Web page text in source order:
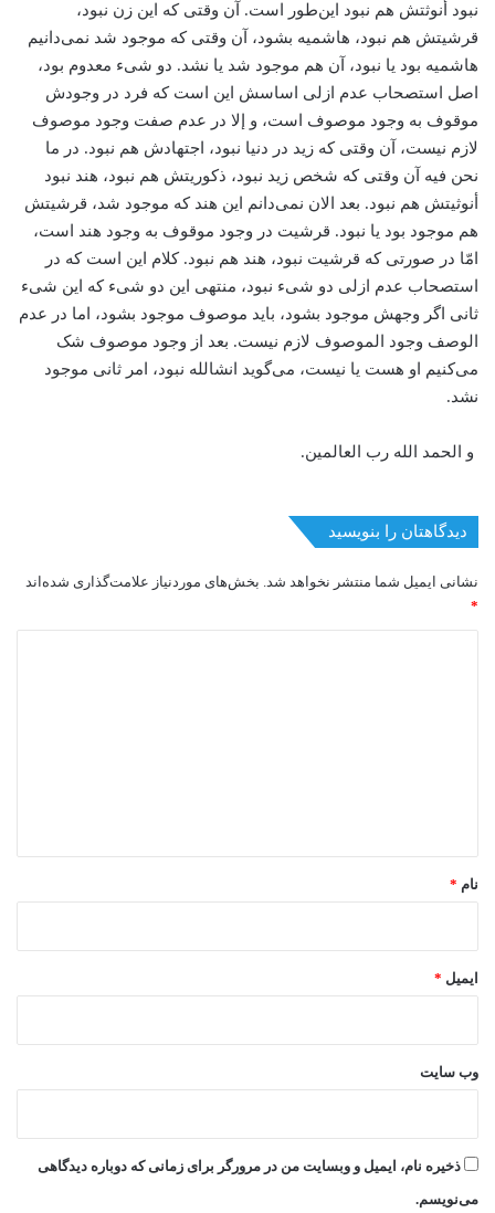
نبود أنوثتش هم نبود این‌طور است. آن وقتی که این زن نبود،
قرشیتش هم نبود، هاشمیه بشود، آن وقتی که موجود شد نمی‌دانیم
هاشمیه بود یا نبود، آن هم موجود شد یا نشد. دو شیء معدوم بود،
اصل استصحاب عدم ازلی اساسش این است که فرد در وجودش
موقوف به وجود موصوف است، و إلا در عدم صفت وجود موصوف
لازم نیست، آن وقتی که زید در دنیا نبود، اجتهادش هم نبود. در ما
نحن فیه آن وقتی که شخص زید نبود، ذکوریتش هم نبود، هند نبود
أنوثیتش هم نبود. بعد الان نمی‌دانم این هند که موجود شد، قرشیتش
هم موجود بود یا نبود. قرشیت در وجود موقوف به وجود هند است،
امّا در صورتی که قرشیت نبود، هند هم نبود. کلام این است که در
استصحاب عدم ازلی دو شیء نبود، منتهی این دو شیء که این شیء
ثانی اگر وجهش موجود بشود، باید موصوف موجود بشود، اما در عدم
الوصف وجود الموصوف لازم نیست. بعد از وجود موصوف شک
می‌کنیم او هست یا نیست، می‌گوید انشالله نبود، امر ثانی موجود
نشد.
و الحمد الله رب العالمین.
دیدگاهتان را بنویسید
نشانی ایمیل شما منتشر نخواهد شد. بخش‌های موردنیاز علامت‌گذاری شده‌اند
*
نام *
ایمیل *
وب‌ سایت
ذخیره نام، ایمیل و وبسایت من در مرورگر برای زمانی که دوباره دیدگاهی
می‌نویسم.